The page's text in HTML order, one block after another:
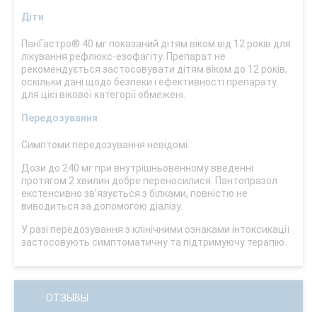
Діти
ПанГастро® 40 мг показаний дітям віком від 12 років для
лікування рефлюкс-езофагіту. Препарат не
рекомендується застосовувати дітям віком до 12 років,
оскільки дані щодо безпеки і ефективності препарату
для цієї вікової категорії обмежені.
Передозування
Симптоми передозування невідомі.
Дози до 240 мг при внутрішньовенному введенні
протягом 2 хвилин добре переносилися. Пантопразол
екстенсивно зв’язується з білками, повністю не
виводиться за допомогою діалізу.
У разі передозування з клінічними ознаками інтоксикації
застосовують симптоматичну та підтримуючу терапію.
ОТЗЫВЫ